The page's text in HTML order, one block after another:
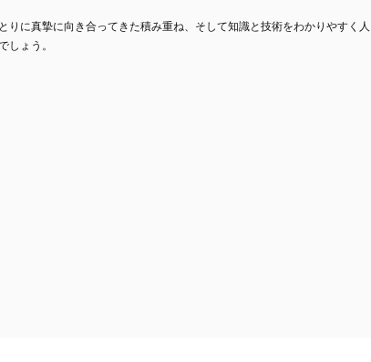
りに真摯に向き合ってきた積み重ね、そして知識と技術をわかりやすく人
しょう。